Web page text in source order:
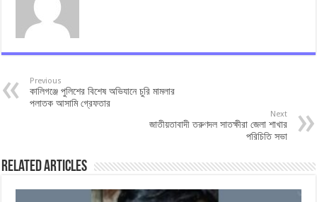
Previous
কালিগঞ্জে পুলিশের বিশেষ অভিযানে চুরি মামলার
পলাতক আসামি গ্রেফতার
Next
জাতীয়তাবাদী তরুণদল সাতক্ষীরা জেলা শাখার
পরিচিতি সভা
Related Articles